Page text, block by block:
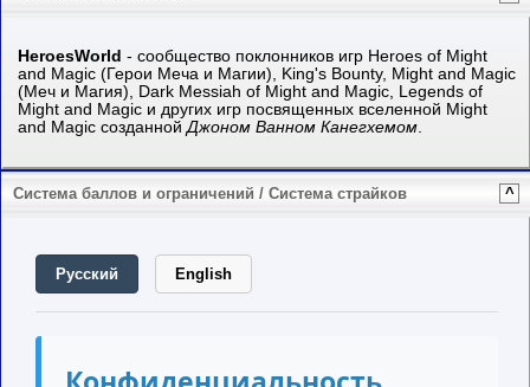
HeroesWorld - сообщество поклонников игр Heroes of Might
and Magic (Герои Меча и Магии), King's Bounty, Might and Magiс
(Меч и Магия), Dark Messiah of Might and Magic, Legends of
Might and Magic и других игр посвященных вселенной Might
and Magic созданнойДжоном Ванном Канегхемом.
Система баллов и ограничений / Система страйков ^
Русский English